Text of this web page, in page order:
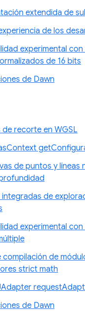
extendida de
de los
experimental
de 16 bits
de Dawn
de recorte en WGSL
de puntos y líneas
integradas de
experimental
compilación de
strict math
de Dawn